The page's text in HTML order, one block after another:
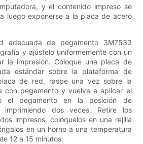
y el contenido impreso se
luego exponerse a la placa de acero
adecuada de pegamento 3M7533
y ajústelo uniformemente con un
la impresión. Coloque una placa de
estándar sobre la plataforma de
de red, raspe una vez sobre la
con pegamento y vuelva a aplicar el
el pegamento en la posición de
imprimiendo dos veces. Retire los
impresos, colóquelos en una rejilla
en un horno a una temperatura
12 a 15 minutos.